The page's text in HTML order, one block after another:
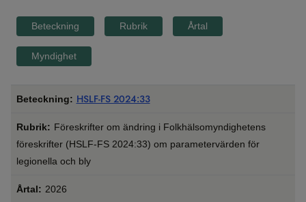
Beteckning Rubrik Årtal
Myndighet
HSLF-FS 2024:33
Föreskrifter om ändring i Folkhälsomyndighetens
föreskrifter (HSLF-FS 2024:33) om parametervärden för
legionella och bly
2026